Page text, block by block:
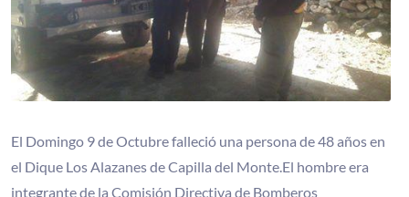
El Domingo 9 de Octubre falleció una persona de 48 años en
el Dique Los Alazanes de Capilla del Monte.El hombre era
integrante de la Comisión Directiva de Bomberos